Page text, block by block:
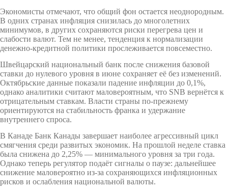
Экономисты отмечают, что общий фон остается неоднородным.
В одних странах инфляция снизилась до многолетних
минимумов, в других сохраняются риски перегрева цен и
слабости валют. Тем не менее, тенденция к нормализации
денежно-кредитной политики прослеживается повсеместно.
Швейцарский национальный банк после снижения базовой
ставки до нулевого уровня в июне сохраняет её без изменений.
Октябрьские данные показали падение инфляции до 0,1%,
однако аналитики считают маловероятным, что SNB вернётся к
отрицательным ставкам. Власти страны по-прежнему
ориентируются на стабильность франка и удержание
внутреннего спроса.
В Канаде Банк Канады завершает наиболее агрессивный цикл
смягчения среди развитых экономик. На прошлой неделе ставка
была снижена до 2,25% — минимального уровня за три года.
Однако теперь регулятор подаёт сигналы о паузе: дальнейшее
снижение маловероятно из-за сохраняющихся инфляционных
рисков и ослабления национальной валюты.